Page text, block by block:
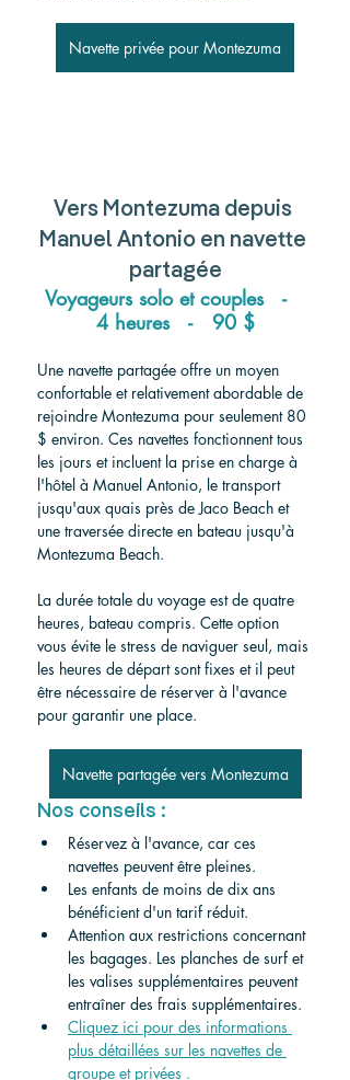
Navette privée pour Montezuma
Vers Montezuma depuis
Manuel Antonio en navette
partagée
Voyageurs solo et couples   -
4 heures   -   90 $
Une navette partagée offre un moyen
confortable et relativement abordable de
rejoindre Montezuma pour seulement 80
$ environ. Ces navettes fonctionnent tous
les jours et incluent la prise en charge à
l'hôtel à Manuel Antonio, le transport
jusqu'aux quais près de Jaco Beach et
une traversée directe en bateau jusqu'à
Montezuma Beach.
La durée totale du voyage est de quatre
heures, bateau compris. Cette option
vous évite le stress de naviguer seul, mais
les heures de départ sont fixes et il peut
être nécessaire de réserver à l'avance
pour garantir une place.
Navette partagée vers Montezuma
Nos conseils :
Réservez à l'avance, car ces
navettes peuvent être pleines.
Les enfants de moins de dix ans
bénéficient d'un tarif réduit.
Attention aux restrictions concernant
les bagages. Les planches de surf et
les valises supplémentaires peuvent
entraîner des frais supplémentaires.
Cliquez ici pour des informations
plus détaillées sur les navettes de
groupe et privées .